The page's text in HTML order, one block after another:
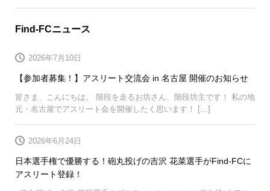
Find-FCニュース
【参加者募集！】アスリート交流会 in 名古屋 開催のお知らせ
2026年7月10日
皆さま、こんにちは。 階段を走るお坊さん、階段坊主です！ 私の地
元・名古屋でアスリート会を開催したく思います！ […]
日本選手権で優勝する！砲丸投げの吉沢 花菜選手がFind-FCに
アスリート登録！
2026年6月24日